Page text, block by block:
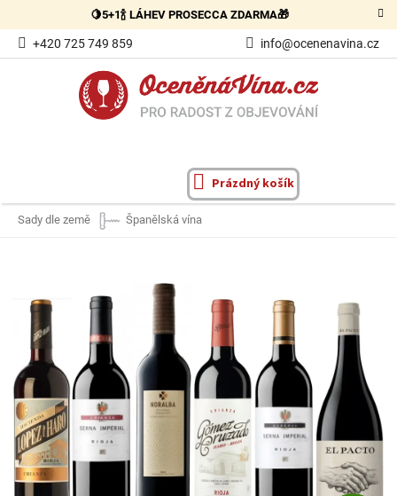
obsah
🍋5+1🍾 LÁHEV PROSECCA ZDARMA🎁
+420 725 749 859 info@ocenenavina.cz
NÁKUPNÍ
Prázdný košík
Sady dle země Španělská vína